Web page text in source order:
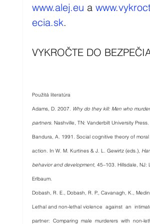
www.alej.eu a
ecia.sk.
VYKROČTE DO
Použitá literatúra
Adams, D. 2007. Why do they kill: Men who
partners. Nashville, TN: Vanderbilt University Press.
Bandura, A. 1991. Social cognitive theory of
action. In W. M. Kurtines & J. L. Gewirtz (eds.),
behavior and development, 45–103. Hillsdale, NJ:
Erlbaum.
Dobash, R. E., Dobash, R. P., Cavanagh, K.,
Lethal and non-lethal violence  against  an
partner:  Comparing  male  murderers  with  non-